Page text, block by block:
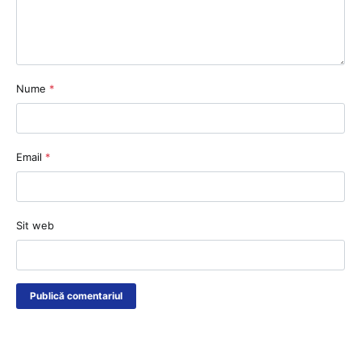
Nume *
Email *
Sit web